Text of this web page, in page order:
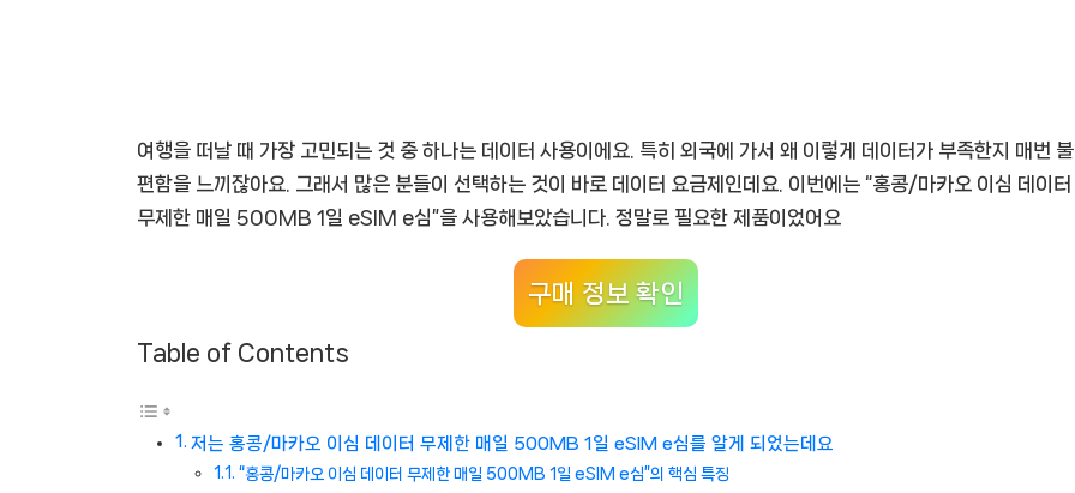
여행을 떠날 때 가장 고민되는 것 중 하나는 데이터 사용이에요. 특히 외국에 가서 왜 이렇게 데이터가 부족한지 매번 불
편함을 느끼잖아요. 그래서 많은 분들이 선택하는 것이 바로 데이터 요금제인데요. 이번에는 “홍콩/마카오 이심 데이터
무제한 매일 500MB 1일 eSIM e심”을 사용해보았습니다. 정말로 필요한 제품이었어요
구매 정보 확인
Table of Contents
저는 홍콩/마카오 이심 데이터 무제한 매일 500MB 1일 eSIM e심를 알게 되었는데요
“홍콩/마카오 이심 데이터 무제한 매일 500MB 1일 eSIM e심”의 핵심 특징